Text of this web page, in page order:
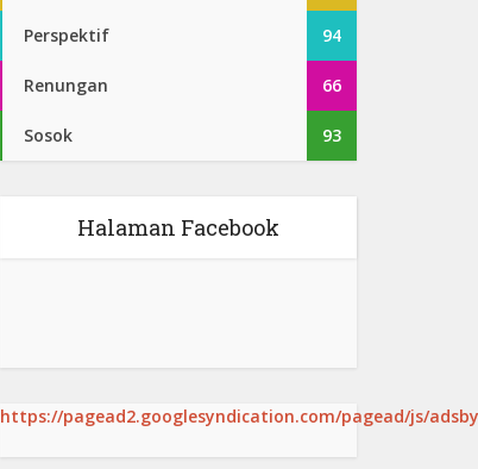
Perspektif 94
Renungan 66
Sosok 93
Halaman Facebook
https://pagead2.googlesyndication.com/pagead/js/